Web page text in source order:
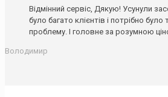
Відмінний сервіс, Дякую! Усунули
було багато клієнтів і потрібно
проблему. І головне за розумною
Володимир